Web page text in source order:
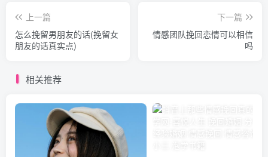
上一篇
怎么挽留男朋友的话(挽留女
朋友的话真实点)
下一篇
情感团队挽回恋情可以相信
吗
相关推荐